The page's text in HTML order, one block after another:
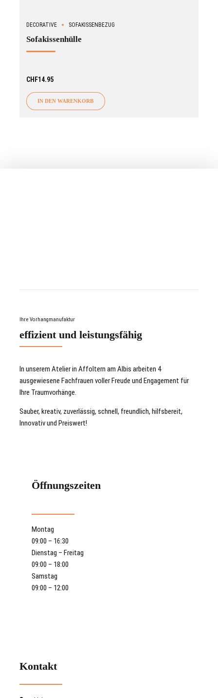
DECORATIVE SOFAKISSENBEZUG
Sofakissenhülle
CHF14.95
IN DEN WARENKORB
Ihre Vorhangmanufaktur
effizient und leistungsfähig
In unserem Atelier in Affoltern am Albis arbeiten 4
ausgewiesene Fachfrauen voller Freude und Engagement für
Ihre Traumvorhänge.
Sauber, kreativ, zuverlässig, schnell, freundlich, hilfsbereit,
Innovativ und Preiswert!
Öffnungszeiten
Montag
09:00 – 16:30
Dienstag – Freitag
09:00 – 18:00
Samstag
09:00 – 12:00
Kontakt